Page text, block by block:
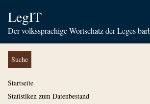
LegIT
Der volkssprachige Wortschatz der Leges
Suche
Startseite
Statistiken zum Datenbestand